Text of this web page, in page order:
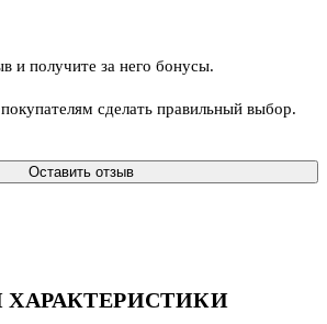
и получите за него бонусы.
сделать правильный выбор.
Оставить отзыв